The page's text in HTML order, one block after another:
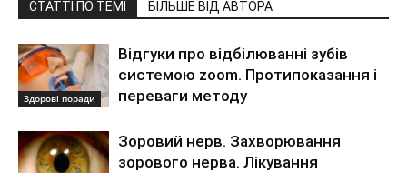
СТАТТІ ПО ТЕМІ БІЛЬШЕ ВІД АВТОРА
Здорові поради
Відгуки про відбілюванні зубів
системою zoom. Протипоказання і
переваги методу
Зоровий нерв. Захворювання
зорового нерва. Лікування